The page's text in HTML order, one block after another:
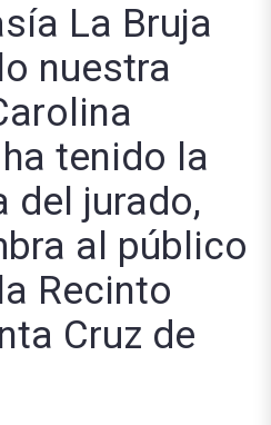
La Bruja
nuestra
tenido la
del jurado,
al público
Recinto
Cruz de